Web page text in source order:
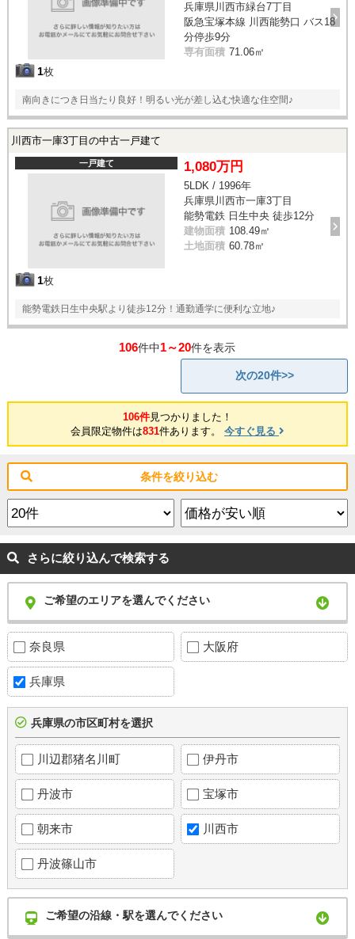
1枚
兵庫県川西市緑台7丁目
阪急宝塚本線 川西能勢口 バス18
分停歩9分
専有面積 71.06㎡
南向きにつき日当たり良好！明るい光が差し込む快適な住空間♪
川西市一庫3丁目の中古一戸建て
一戸建て
1枚
1,080万円
5LDK / 1996年
兵庫県川西市一庫3丁目
能勢電鉄 日生中央 徒歩12分
建物面積 108.49㎡
土地面積 60.78㎡
能勢電鉄日生中央駅より徒歩12分！通勤通学に便利な立地♪
106件中1～20件を表示
次の20件>>
106件見つかりました！
会員限定物件は831件あります。 今すぐ見る
条件を絞り込む
さらに絞り込んで検索する
ご希望のエリアを選んでください
奈良県 大阪府
兵庫県
兵庫県の市区町村を選択
川辺郡猪名川町 伊丹市
丹波市 宝塚市
朝来市 川西市
丹波篠山市
ご希望の沿線・駅を選んでください